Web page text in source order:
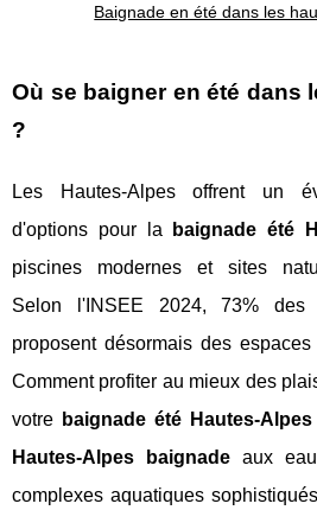
Baignade en été dans les
Où se baigner en été dans
?
Les Hautes-Alpes offrent un
d'options pour la
baignade été
piscines modernes et sites
Selon l'INSEE 2024, 73% des
proposent désormais des
Comment profiter au mieux des
votre baignade été Hautes-Alpes
Hautes-Alpes baignade aux
complexes aquatiques